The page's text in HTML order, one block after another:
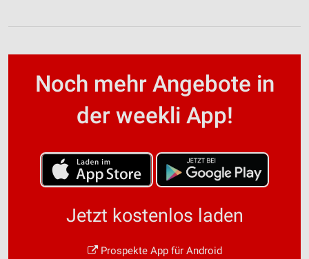
Noch mehr Angebote in
der weekli App!
Jetzt kostenlos laden
Prospekte App für Android